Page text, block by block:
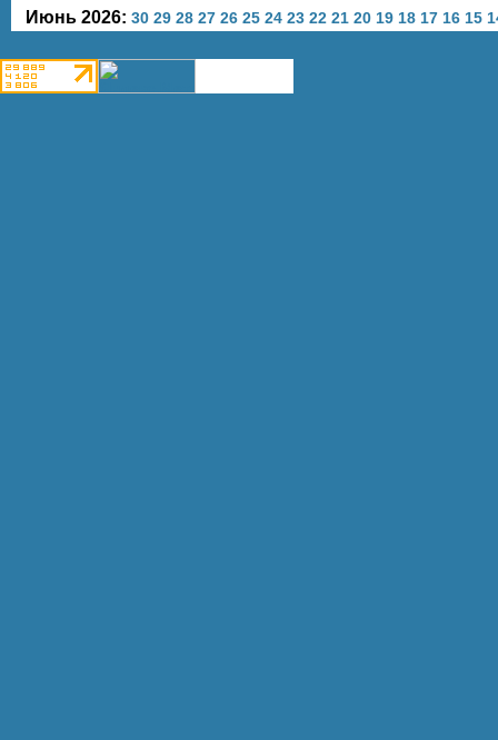
Июнь 2026: 30 29 28 27 26 25 24 23 22 21 20 19 18 17 16 15